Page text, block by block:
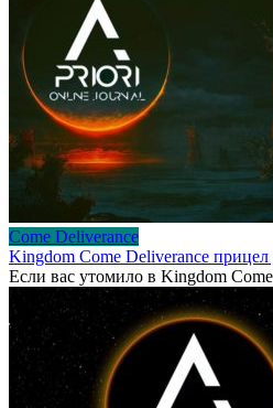
Come Deliverance
Kingdom Come Deliverance прицел
Если вас утомило в Kingdom